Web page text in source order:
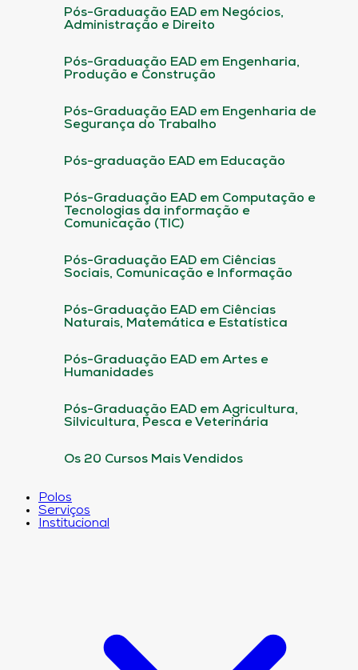
Pós-Graduação EAD em Negócios,
Administração e Direito
Pós-Graduação EAD em Engenharia,
Produção e Construção
Pós-Graduação EAD em Engenharia de
Segurança do Trabalho
Pós-graduação EAD em Educação
Pós-Graduação EAD em Computação e
Tecnologias da informação e
Comunicação (TIC)
Pós-Graduação EAD em Ciências
Sociais, Comunicação e Informação
Pós-Graduação EAD em Ciências
Naturais, Matemática e Estatística
Pós-Graduação EAD em Artes e
Humanidades
Pós-Graduação EAD em Agricultura,
Silvicultura, Pesca e Veterinária
Os 20 Cursos Mais Vendidos
Polos
Serviços
Institucional